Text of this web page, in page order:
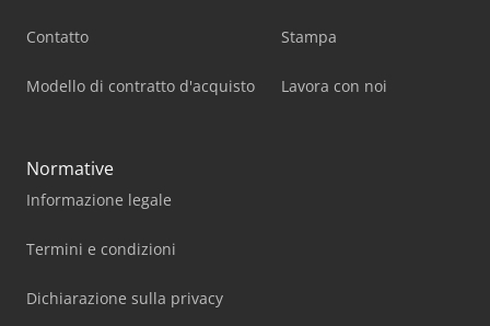
Contatto
Modello di contratto d'acquisto
Stampa
Lavora con noi
Normative
Informazione legale
Termini e condizioni
Dichiarazione sulla privacy